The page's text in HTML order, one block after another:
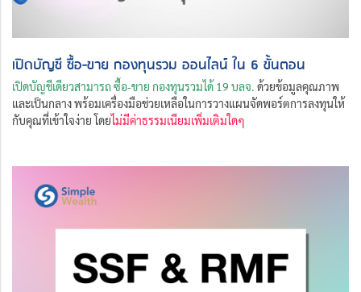
เปิดบัญชี ซื้อ-ขาย กองทุนรวม ออนไลน์ ใน 6 ขั้นตอน
เปิดบัญชีเดียวสามารถ ซื้อ-ขาย กองทุนรวมได้ 19 บลจ. ด้วยข้อมูลคุณภาพ
และเป็นกลาง พร้อมเครื่องมือช่วยเหลือในการวางแผนจัดพอร์ตการลงทุนให้
กับคุณที่เข้าใจง่าย โดยไม่มีค่าธรรมเนียมเพิ่มเติมใดๆ